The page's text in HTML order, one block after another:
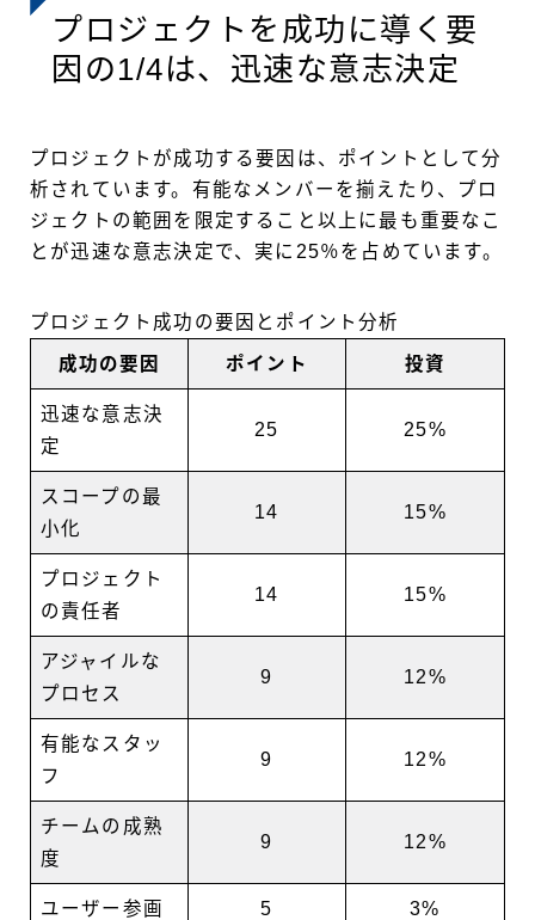
プロジェクトを成功に導く要
因の1/4は、迅速な意志決定
プロジェクトが成功する要因は、ポイントとして分
析されています。有能なメンバーを揃えたり、プロ
ジェクトの範囲を限定すること以上に最も重要なこ
とが迅速な意志決定で、実に25％を占めています。
プロジェクト成功の要因とポイント分析
成功の要因 ポイント 投資
迅速な意志決
定
25 25%
スコープの最
小化
14 15%
プロジェクト
の責任者
14 15%
アジャイルな
プロセス
9 12%
有能なスタッ
フ
9 12%
チームの成熟
度
9 12%
ユーザー参画 5 3%